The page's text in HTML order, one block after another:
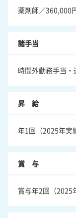
薬剤師／360,000
諸手当
時間外勤務手当
昇 給
年1回（2025年実
賞 与
賞与年2回（2025